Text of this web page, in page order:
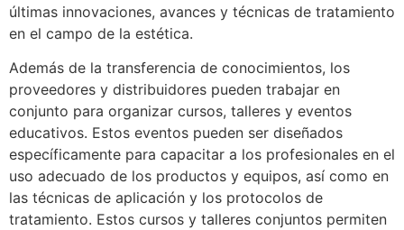
últimas innovaciones, avances y técnicas de tratamiento
en el campo de la estética.
Además de la transferencia de conocimientos, los
proveedores y distribuidores pueden trabajar en
conjunto para organizar cursos, talleres y eventos
educativos. Estos eventos pueden ser diseñados
específicamente para capacitar a los profesionales en el
uso adecuado de los productos y equipos, así como en
las técnicas de aplicación y los protocolos de
tratamiento. Estos cursos y talleres conjuntos permiten